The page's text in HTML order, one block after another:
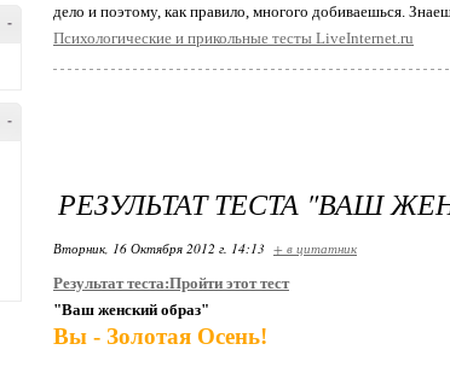
-
-
дело и поэтому, как правило, многого добиваешься.
Психологические и прикольные тесты LiveInternet.ru
РЕЗУЛЬТАТ ТЕСТА "ВАШ
Вторник, 16 Октября 2012 г. 14:13 + в цитатник
Результат теста:Пройти этот тест
"Ваш женский образ"
Вы - Золотая Осень!